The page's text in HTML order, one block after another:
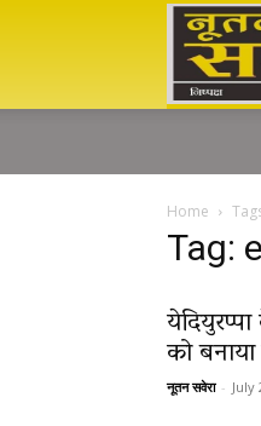
Home
Tag:
को
नूतन सवेरा - July